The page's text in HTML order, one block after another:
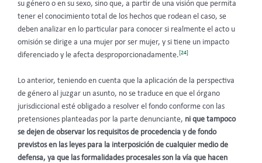
su género o en su sexo, sino que, a partir de una visión que permita
tener el conocimiento total de los hechos que rodean el caso, se
deben analizar en lo particular para conocer si realmente el acto u
omisión se dirige a una mujer por ser mujer, y si tiene un impacto
diferenciado y le afecta desproporcionadamente.[24]
Lo anterior, teniendo en cuenta que la aplicación de la perspectiva
de género al juzgar un asunto, no se traduce en que el órgano
jurisdiccional esté obligado a resolver el fondo conforme con las
pretensiones planteadas por la parte denunciante, ni que tampoco
se dejen de observar los requisitos de procedencia y de fondo
previstos en las leyes para la interposición de cualquier medio de
defensa, ya que las formalidades procesales son la vía que hacen